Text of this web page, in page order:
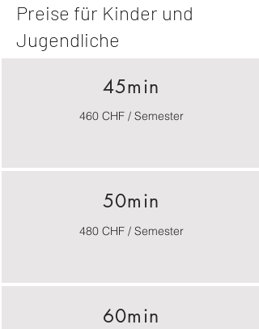
Preise für Kinder und
Jugendliche
45min
460 CHF / Semester
50min
480 CHF / Semester
60min